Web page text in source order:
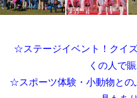
☆ステージイベント！クイ
くの人で
☆スポーツ体験・小動物との